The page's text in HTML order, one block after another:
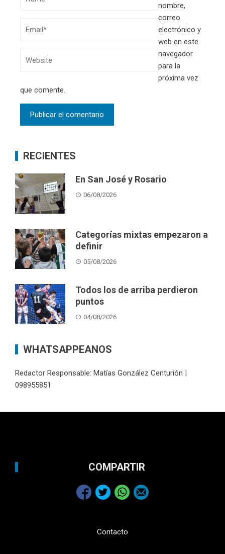
nombre,
correo
electrónico y
web en este
navegador
para la
próxima vez
que comente.
RECIENTES
En San José y Rosario
06/08/2026
Categorías mixtas empezaron a
definir
05/08/2026
Todos los de arriba perdieron
puntos
04/08/2026
WHATSAPPEANOS
Redactor Responsable: Matías González Centurión |
098955851
COMPARTIR
Contacto